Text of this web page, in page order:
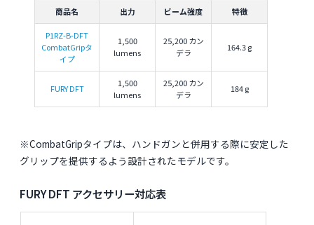
商品名 出力 ビーム強度 特徴
P1RZ-B-DFT
CombatGripタ
イプ
1,500
lumens
25,200 カン
デラ
164.3 g
FURY DFT
1,500
lumens
25,200 カン
デラ
184 g
※CombatGripタイプは、ハンドガンと併用する際に安定した
グリップを提供するよう設計されたモデルです。
FURY DFT アクセサリー対応表